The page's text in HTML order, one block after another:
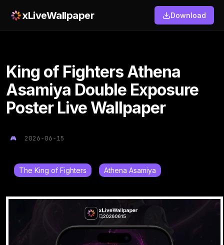
xLiveWallpaper Download
King of Fighters Athena
Asamiya Double Exposure
Poster Live Wallpaper
2026-06-15
The King of Fighters Athena Asamiya